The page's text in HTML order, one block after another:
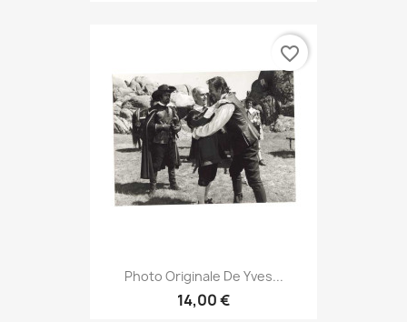
Photo Originale De Yves...
14,00 €
favorite_border